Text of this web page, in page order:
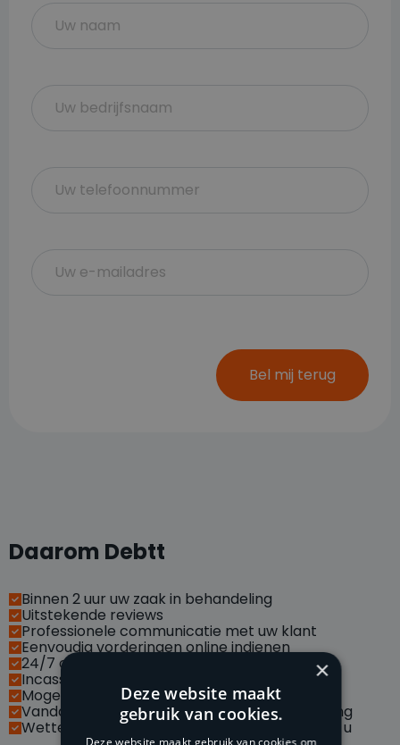
Bel mij terug
Daarom Debtt
Binnen 2 uur uw zaak in behandeling
Uitstekende reviews
Professionele communicatie met uw klant
Eenvoudig vorderingen online indienen
24/7 op de hoogte van uw case
Incasseren via social media
Mogelijkheid met API koppelingen
Vandaag betaald, morgen op uw bankrekening
Wettelijke handelsrente van vordering is voor u
×
Deze website maakt
gebruik van cookies.
Deze website maakt gebruik van cookies om